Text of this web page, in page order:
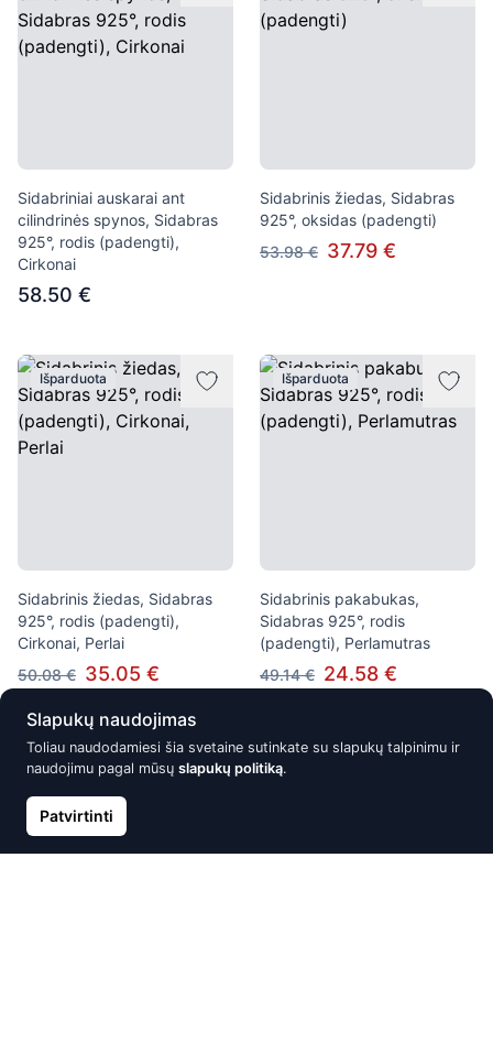
Sidabriniai auskarai ant
cilindrinės spynos, Sidabras
925°, rodis (padengti),
Cirkonai
58.50 €
Sidabrinis žiedas, Sidabras
925°, oksidas (padengti)
53.98 € 37.79 €
Išparduota
Sidabrinis žiedas, Sidabras
925°, rodis (padengti),
Cirkonai, Perlai
50.08 € 35.05 €
Išparduota
Sidabrinis pakabukas,
Sidabras 925°, rodis
(padengti), Perlamutras
49.14 € 24.58 €
Peržiūrėjote 5000 / 5000 šio elemento
Slapukų naudojimas
Toliau naudodamiesi šia svetaine sutinkate su slapukų talpinimu ir
naudojimu pagal mūsų slapukų politiką.
Patvirtinti